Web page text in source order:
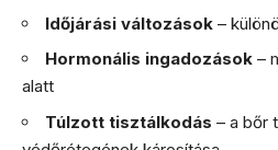
Időjárási változások –
Hormonális ingadozások –
alatt
Túlzott tisztálkodás – a bőr